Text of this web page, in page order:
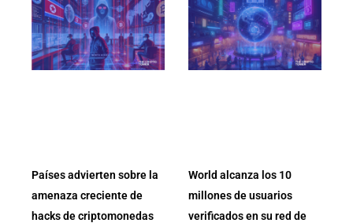
Países advierten sobre la
amenaza creciente de
hacks de criptomonedas
World alcanza los 10
millones de usuarios
verificados en su red de